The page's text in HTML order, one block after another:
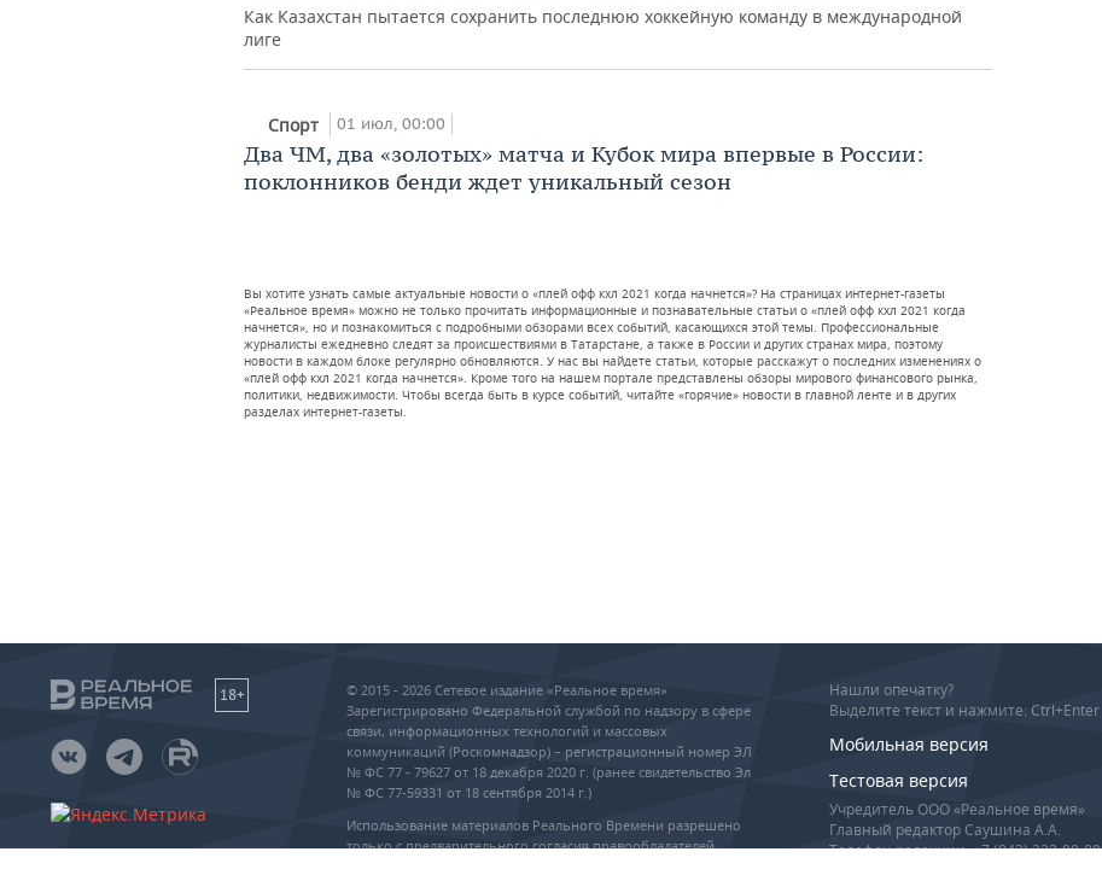
Как Казахстан пытается сохранить последнюю хоккейную команду в международной
лиге
Спорт 01 июл, 00:00
Два ЧМ, два «золотых» матча и Кубок мира впервые в России:
поклонников бенди ждет уникальный сезон
Вы хотите узнать самые актуальные новости о «плей офф кхл 2021 когда начнется»? На страницах интернет-газеты
«Реальное время» можно не только прочитать информационные и познавательные статьи о «плей офф кхл 2021 когда
начнется», но и познакомиться с подробными обзорами всех событий, касающихся этой темы. Профессиональные
журналисты ежедневно следят за происшествиями в Татарстане, а также в России и других странах мира, поэтому
новости в каждом блоке регулярно обновляются. У нас вы найдете статьи, которые расскажут о последних изменениях о
«плей офф кхл 2021 когда начнется». Кроме того на нашем портале представлены обзоры мирового финансового рынка,
политики, недвижимости. Чтобы всегда быть в курсе событий, читайте «горячие» новости в главной ленте и в других
разделах интернет-газеты.
18+
© 2015 - 2026 Сетевое издание «Реальное время»
Зарегистрировано Федеральной службой по надзору в сфере
связи, информационных технологий и массовых
коммуникаций (Роскомнадзор) – регистрационный номер ЭЛ
№ ФС 77 - 79627 от 18 декабря 2020 г. (ранее свидетельство Эл
№ ФС 77-59331 от 18 сентября 2014 г.)
Использование материалов Реального Времени разрешено
только с предварительного согласия правообладателей,
Нашли опечатку?
Выделите текст и нажмите: Ctrl+Enter
Мобильная версия
Тестовая версия
Учредитель ООО «Реальное время»
Главный редактор Саушина А.А.
Телефон редакции: +7 (843) 222-90-80